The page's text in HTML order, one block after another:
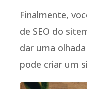
Finalmente,
de SEO do
dar uma
pode criar um